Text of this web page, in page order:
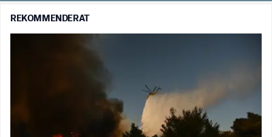
REKOMMENDERAT